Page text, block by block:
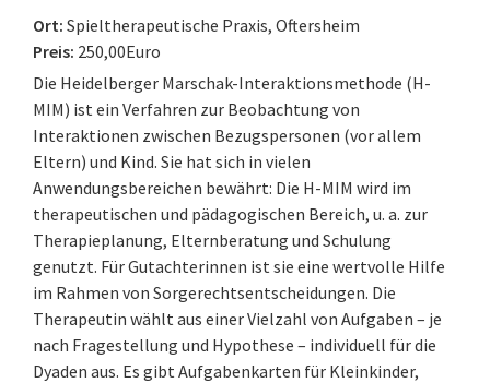
Ort: Spieltherapeutische Praxis, Oftersheim
Preis: 250,00Euro
Die Heidelberger Marschak-Interaktionsmethode (H-
MIM) ist ein Verfahren zur Beobachtung von
Interaktionen zwischen Bezugspersonen (vor allem
Eltern) und Kind. Sie hat sich in vielen
Anwendungsbereichen bewährt: Die H-MIM wird im
therapeutischen und pädagogischen Bereich, u. a. zur
Therapieplanung, Elternberatung und Schulung
genutzt. Für Gutachterinnen ist sie eine wertvolle Hilfe
im Rahmen von Sorgerechtsentscheidungen. Die
Therapeutin wählt aus einer Vielzahl von Aufgaben – je
nach Fragestellung und Hypothese – individuell für die
Dyaden aus. Es gibt Aufgabenkarten für Kleinkinder,